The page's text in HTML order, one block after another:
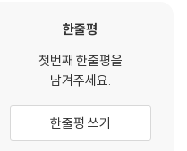
합니다.
쉽게 이해하고, 학교 시험에 나
대한 자신감이 생기도록 구성하
한줄평
첫번째 한줄평을
남겨주세요.
한줄평 쓰기